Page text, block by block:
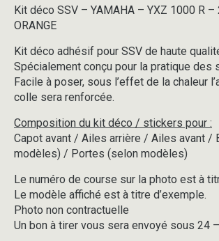
YXZ
1000
-
2DR4
-
BLUE
&
ORANGE
Kit déco SSV – YAMAHA – YXZ 1000 R –
ORANGE
Kit déco adhésif pour SSV de haute
Spécialement conçu pour la pratique des
Facile à poser, sous l’effet de la chaleur
colle sera renforcée.
Composition du kit déco / stickers pour :
Capot avant / Ailes arrière / Ailes avant /
modèles) / Portes (selon modèles)
Le numéro de course sur la photo est à
Le modèle affiché est à titre d’exemple.
Photo non contractuelle
Un bon à tirer vous sera envoyé sous 24